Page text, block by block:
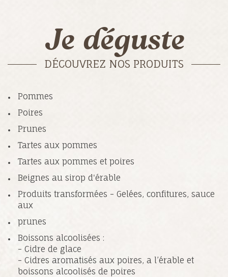
Je déguste
DÉCOUVREZ NOS PRODUITS
Pommes
Poires
Prunes
Tartes aux pommes
Tartes aux pommes et poires
Beignes au sirop d'érable
Produits transformées - Gelées, confitures, sauce
aux
prunes
Boissons alcoolisées :
- Cidre de glace
- Cidres aromatisés aux poires, a l’érable et
boissons alcoolisés de poires